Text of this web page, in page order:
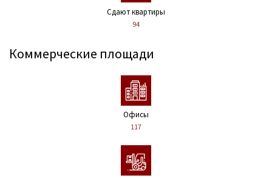
Сдают квартиры
94
Коммерческие площади
Офисы
117